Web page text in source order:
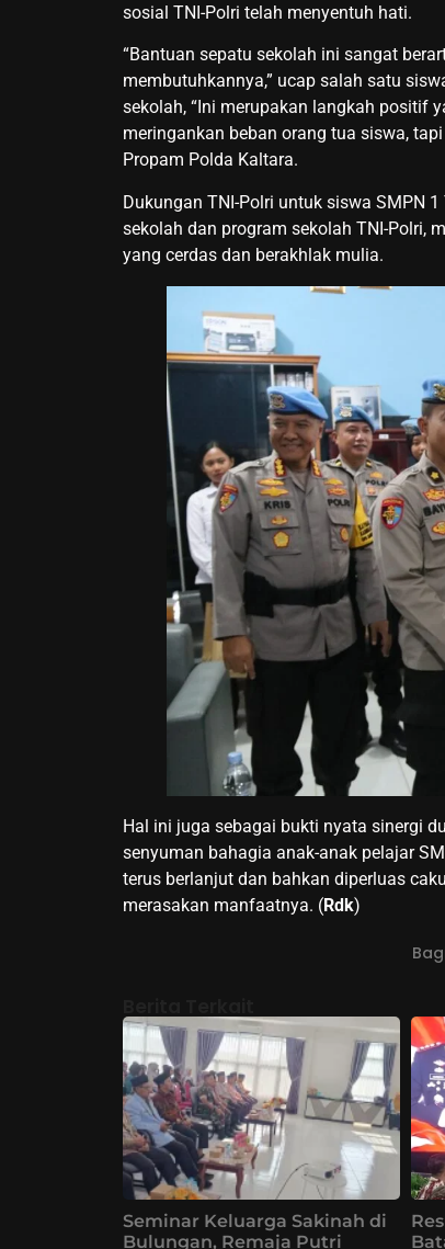
sosial TNI-Polri telah menyentuh hati.
“Bantuan sepatu sekolah ini sangat
membutuhkannya,” ucap salah satu
sekolah, “Ini merupakan langkah positif
meringankan beban orang tua siswa,
Propam Polda Kaltara.
Dukungan TNI-Polri untuk siswa SMPN
sekolah dan program sekolah TNI-Polri,
yang cerdas dan berakhlak mulia.
Hal ini juga sebagai bukti nyata sinergi
senyuman bahagia anak-anak pelajar
terus berlanjut dan bahkan diperluas
merasakan manfaatnya. (Rdk)
Seminar Keluarga Sakinah di
Bulungan, Remaja Putri